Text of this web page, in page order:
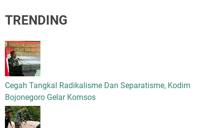
TRENDING
Cegah Tangkal Radikalisme Dan Separatisme, Kodim
Bojonegoro Gelar Komsos